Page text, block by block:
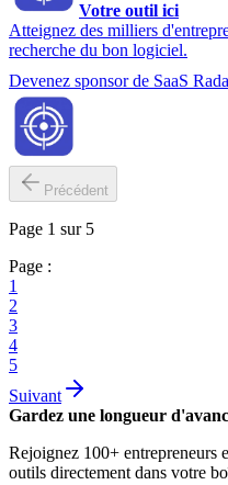
Votre outil ici
Atteignez des milliers
recherche du bon logiciel.
Devenez sponsor de SaaS
Précédent
Page 1 sur 5
Page :
1
2
3
4
5
Suivant
Gardez une longueur
Rejoignez 100+ entrepreneurs
outils directement dans votre